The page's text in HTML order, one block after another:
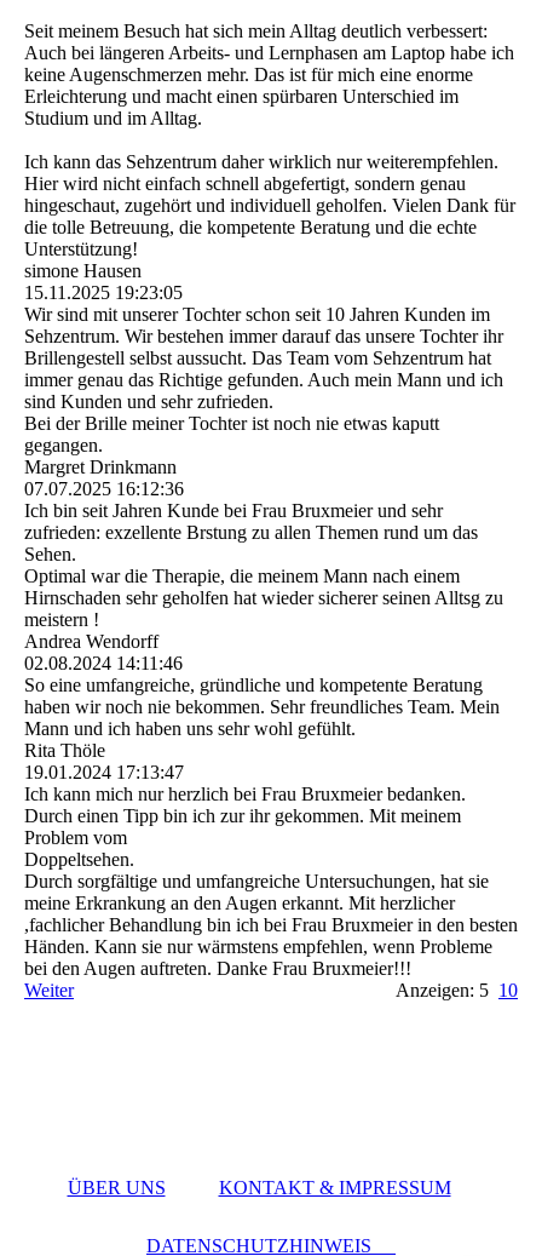
Seit meinem Besuch hat sich mein Alltag deutlich verbessert:
Auch bei längeren Arbeits- und Lernphasen am Laptop habe ich
keine Augenschmerzen mehr. Das ist für mich eine enorme
Erleichterung und macht einen spürbaren Unterschied im
Studium und im Alltag.
Ich kann das Sehzentrum daher wirklich nur weiterempfehlen.
Hier wird nicht einfach schnell abgefertigt, sondern genau
hingeschaut, zugehört und individuell geholfen. Vielen Dank für
die tolle Betreuung, die kompetente Beratung und die echte
Unterstützung!
simone Hausen
15.11.2025 19:23:05
Wir sind mit unserer Tochter schon seit 10 Jahren Kunden im
Sehzentrum. Wir bestehen immer darauf das unsere Tochter ihr
Brillengestell selbst aussucht. Das Team vom Sehzentrum hat
immer genau das Richtige gefunden. Auch mein Mann und ich
sind Kunden und sehr zufrieden.
Bei der Brille meiner Tochter ist noch nie etwas kaputt
gegangen.
Margret Drinkmann
07.07.2025 16:12:36
Ich bin seit Jahren Kunde bei Frau Bruxmeier und sehr
zufrieden: exzellente Brstung zu allen Themen rund um das
Sehen.
Optimal war die Therapie, die meinem Mann nach einem
Hirnschaden sehr geholfen hat wieder sicherer seinen Alltsg zu
meistern !
Andrea Wendorff
02.08.2024 14:11:46
So eine umfangreiche, gründliche und kompetente Beratung
haben wir noch nie bekommen. Sehr freundliches Team. Mein
Mann und ich haben uns sehr wohl gefühlt.
Rita Thöle
19.01.2024 17:13:47
Ich kann mich nur herzlich bei Frau Bruxmeier bedanken.
Durch einen Tipp bin ich zur ihr gekommen. Mit meinem
Problem vom
Doppeltsehen.
Durch sorgfältige und umfangreiche Untersuchungen, hat sie
meine Erkrankung an den Augen erkannt. Mit herzlicher
,fachlicher Behandlung bin ich bei Frau Bruxmeier in den besten
Händen. Kann sie nur wärmstens empfehlen, wenn Probleme
bei den Augen auftreten. Danke Frau Bruxmeier!!!
Weiter
Anzeigen: 5 10
ÜBER UNS KONTAKT & IMPRESSUM
DATENSCHUTZHINWEIS